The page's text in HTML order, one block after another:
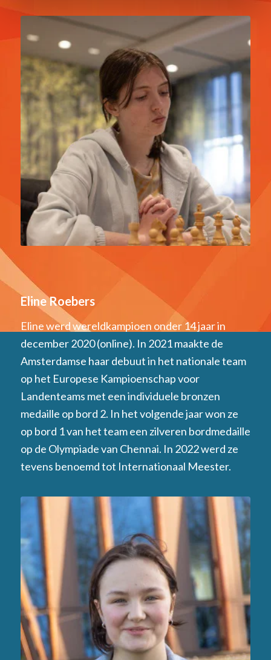
Eline Roebers
Eline werd wereldkampioen onder 14 jaar in
december 2020 (online). In 2021 maakte de
Amsterdamse haar debuut in het nationale team
op het Europese Kampioenschap voor
Landenteams met een individuele bronzen
medaille op bord 2. In het volgende jaar won ze
op bord 1 van het team een zilveren bordmedaille
op de Olympiade van Chennai. In 2022 werd ze
tevens benoemd tot Internationaal Meester.